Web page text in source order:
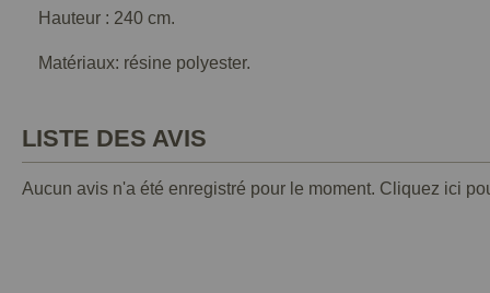
Hauteur : 240 cm.
Matériaux: résine polyester.
LISTE DES AVIS
Aucun avis n'a été enregistré pour le moment. Cliquez ici